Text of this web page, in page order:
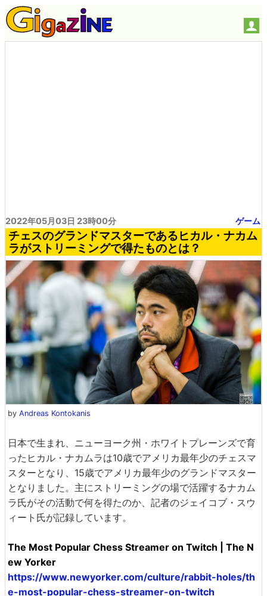
2022年05月03日 23時00分 ゲーム
チェスのグランドマスターであるヒカル・ナカム
ラがストリーミングで得たものとは？
by Andreas Kontokanis
日本で生まれ、ニューヨーク州・ホワイトプレーンズで育
ったヒカル・ナカムラは10歳でアメリカ最年少のチェスマ
スターとなり、15歳でアメリカ最年少のグランドマスター
となりました。主にストリーミングの場で活躍するナカム
ラ氏がその活動で何を得たのか、記者のジェイコブ・スウ
ィート氏が記録しています。
The Most Popular Chess Streamer on Twitch | The N
ew Yorker
https://www.newyorker.com/culture/rabbit-holes/th
e-most-popular-chess-streamer-on-twitch